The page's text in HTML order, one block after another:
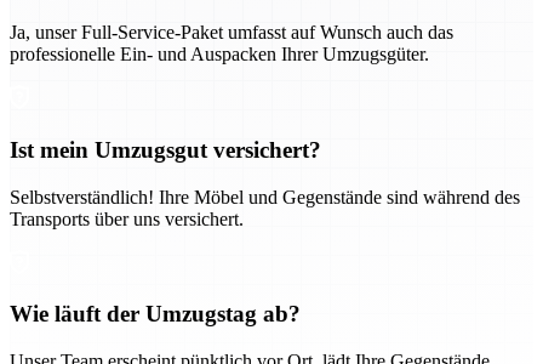
Ja, unser Full-Service-Paket umfasst auf Wunsch auch das
professionelle Ein- und Auspacken Ihrer Umzugsgüter.
Ist mein Umzugsgut versichert?
Selbstverständlich! Ihre Möbel und Gegenstände sind während des
Transports über uns versichert.
Wie läuft der Umzugstag ab?